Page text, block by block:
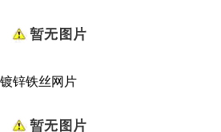
镀锌铁丝网片